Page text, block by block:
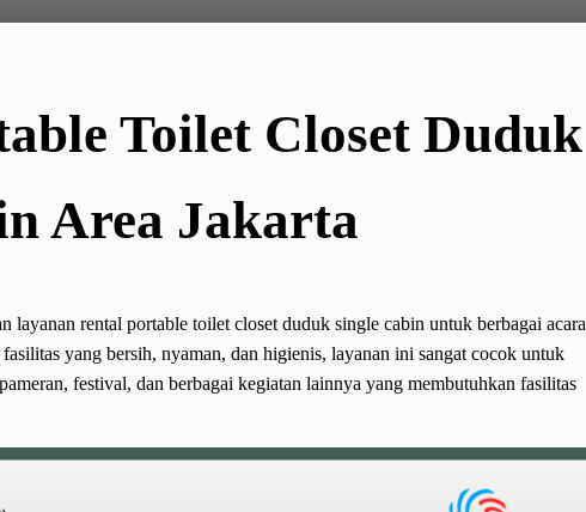
Toilet Closet Duduk
Area Jakarta
layanan rental portable toilet closet duduk single cabin untuk berbagai acara
yang bersih, nyaman, dan higienis, layanan ini sangat cocok untuk
festival, dan berbagai kegiatan lainnya yang membutuhkan fasilitas